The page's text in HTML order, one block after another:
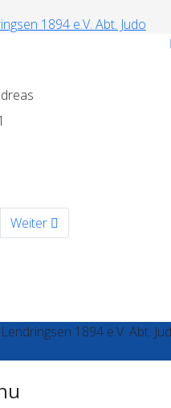
Mattenreinigung am
Nächster Beitrag: Online
Weiter
1894 e.V. Abt.